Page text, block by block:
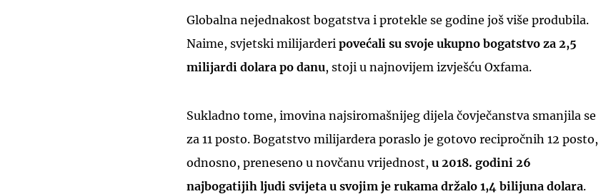
Globalna nejednakost bogatstva i protekle se godine još više produbila.
Naime, svjetski milijarderi povećali su svoje ukupno bogatstvo za 2,5
milijardi dolara po danu, stoji u najnovijem izvješću Oxfama.
Sukladno tome, imovina najsiromašnijeg dijela čovječanstva smanjila se
za 11 posto. Bogatstvo milijardera poraslo je gotovo recipročnih 12 posto,
odnosno, preneseno u novčanu vrijednost, u 2018. godini 26
najbogatijih ljudi svijeta u svojim je rukama držalo 1,4 bilijuna dolara.
UKLJUČITE NOTIFIKACIJE